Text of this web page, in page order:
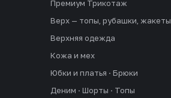
Премиум Трикотаж
Верх — топы, рубашки, жакеты
Верхняя одежда
Кожа и мех
Юбки и платья · Брюки
Деним · Шорты · Топы